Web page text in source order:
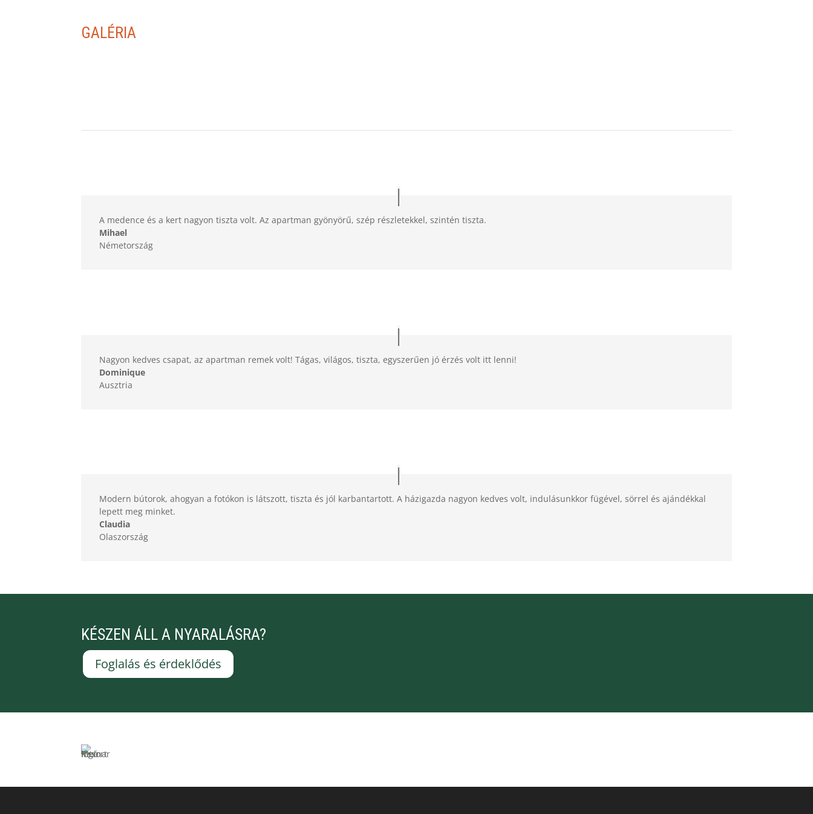
GALÉRIA
A medence és a kert nagyon tiszta volt. Az apartman gyönyörű, szép részletekkel, szintén tiszta.
Mihael
Németország
Nagyon kedves csapat, az apartman remek volt! Tágas, világos, tiszta, egyszerűen jó érzés volt itt lenni!
Dominique
Ausztria
Modern bútorok, ahogyan a fotókon is látszott, tiszta és jól karbantartott. A házigazda nagyon kedves volt, indulásunkkor fügével, sörrel és ajándékkal
lepett meg minket.
Claudia
Olaszország
KÉSZEN ÁLL A NYARALÁSRA?
Foglalás és érdeklődés